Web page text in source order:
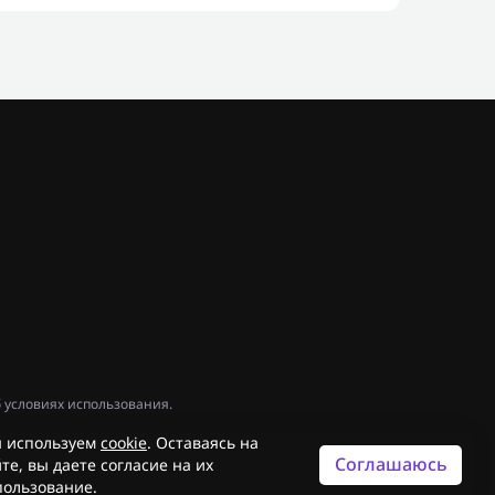
использования.
cookie. Оставаясь на
вы даете согласие на их
Соглашаюсь